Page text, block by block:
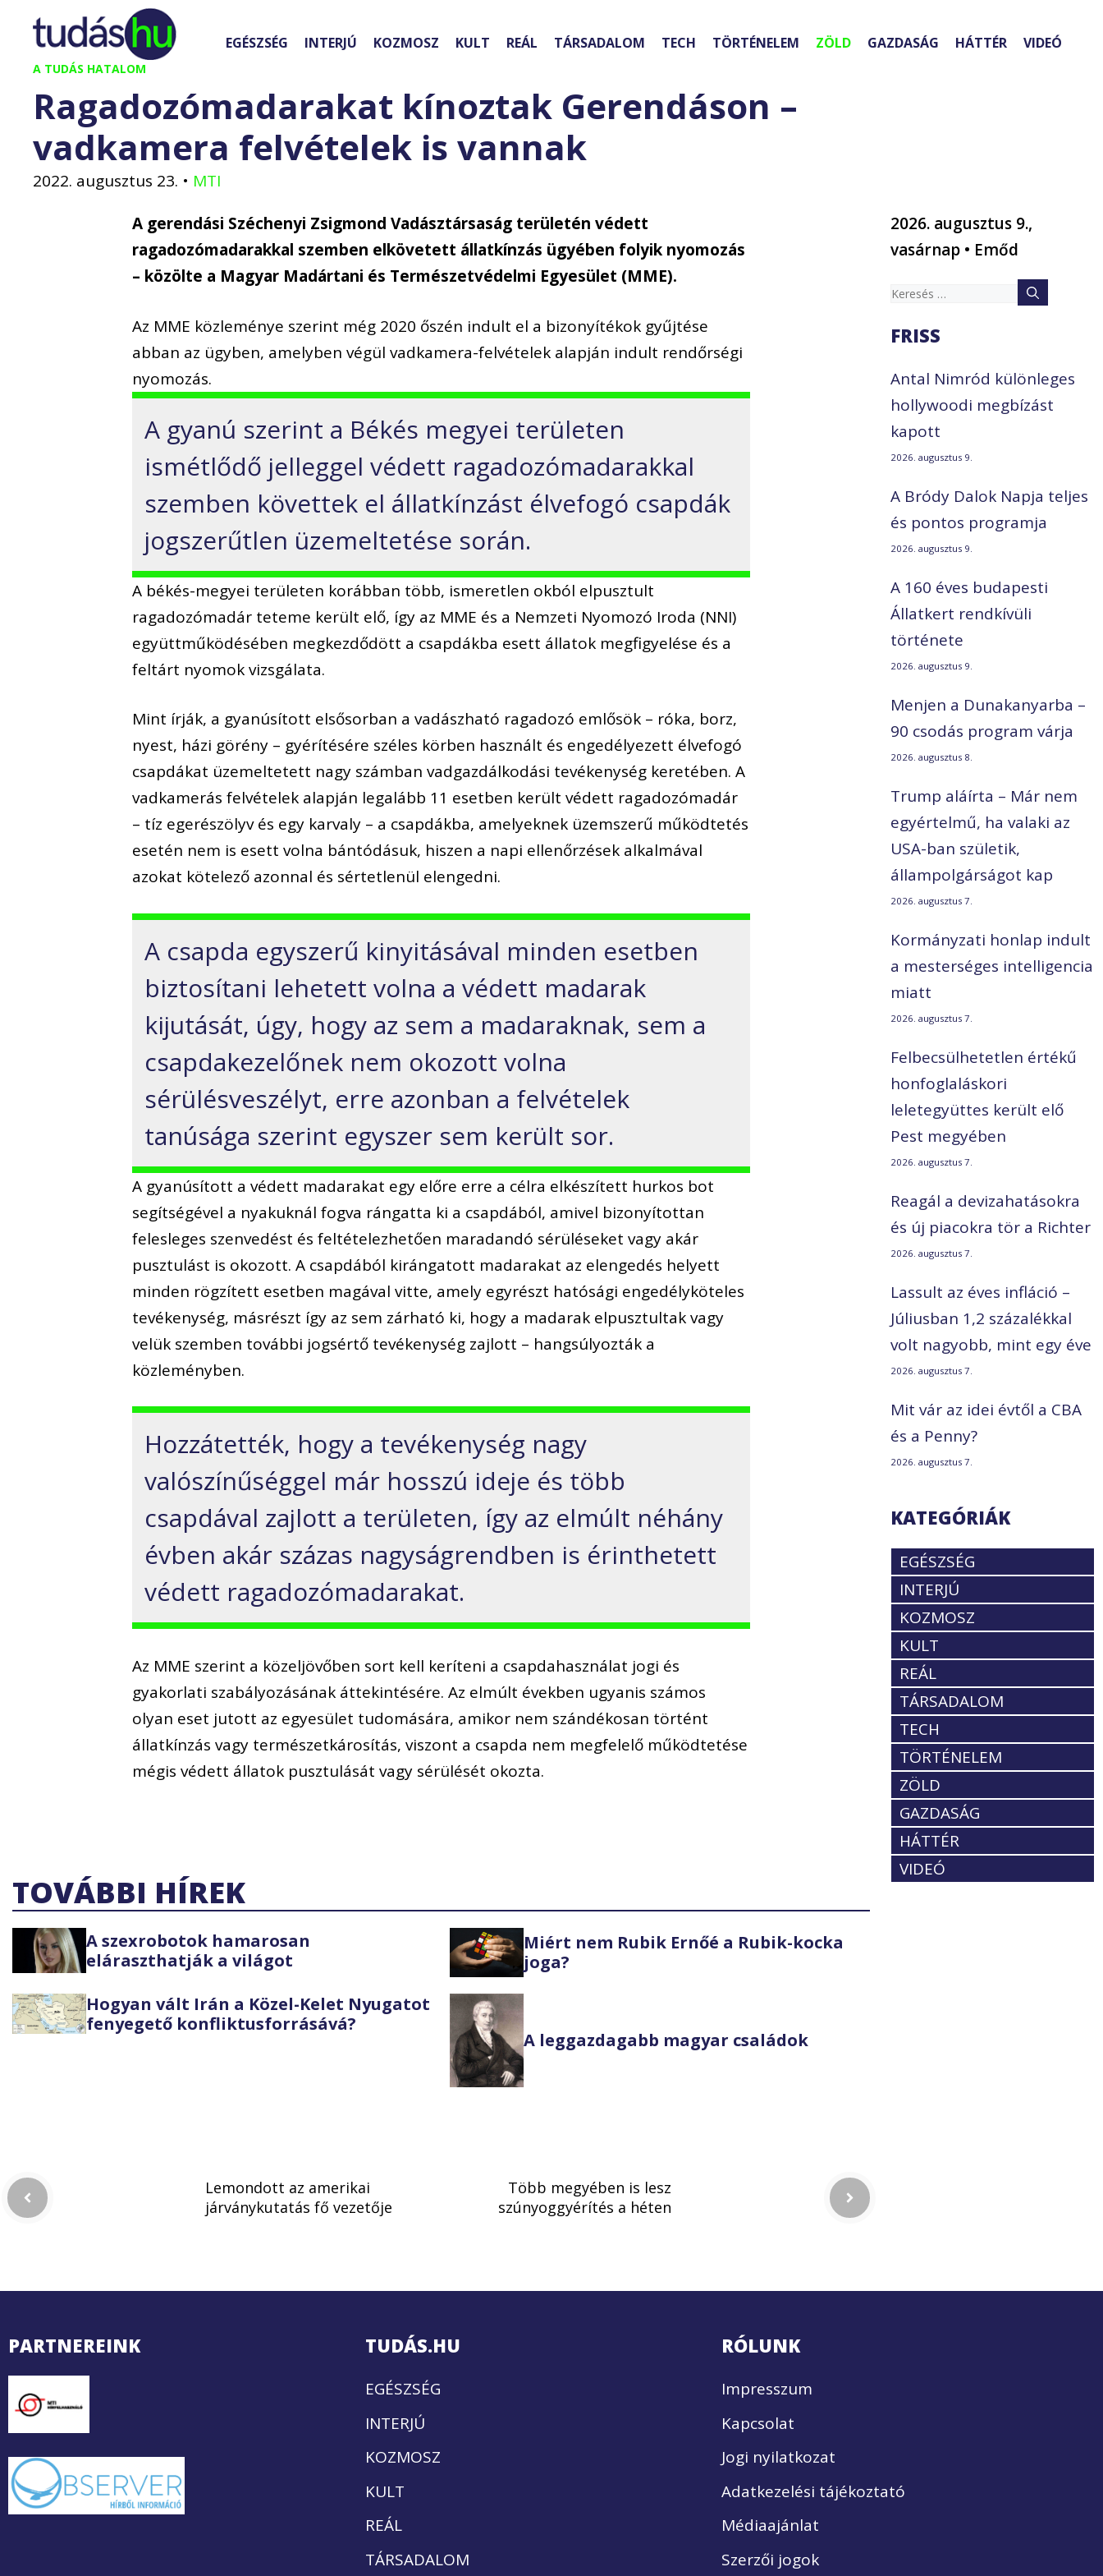
Kilépés
tartalomba
A TUDÁS HATALOM
EGÉSZSÉG INTERJÚ KOZMOSZ KULT REÁL TÁRSADALOM TECH TÖRTÉNELEM ZÖLD GAZDASÁG HÁTTÉR VIDEÓ
Ragadozómadarakat kínoztak Gerendáson –
vadkamera felvételek is vannak
2022. augusztus 23. • MTI
A gerendási Széchenyi Zsigmond Vadásztársaság területén védett
ragadozómadarakkal szemben elkövetett állatkínzás ügyében folyik nyomozás
– közölte a Magyar Madártani és Természetvédelmi Egyesület (MME).
Az MME közleménye szerint még 2020 őszén indult el a bizonyítékok gyűjtése
abban az ügyben, amelyben végül vadkamera-felvételek alapján indult rendőrségi
nyomozás.
A gyanú szerint a Békés megyei területen
ismétlődő jelleggel védett ragadozómadarakkal
szemben követtek el állatkínzást élvefogó csapdák
jogszerűtlen üzemeltetése során.
A békés-megyei területen korábban több, ismeretlen okból elpusztult
ragadozómadár teteme került elő, így az MME és a Nemzeti Nyomozó Iroda (NNI)
együttműködésében megkezdődött a csapdákba esett állatok megfigyelése és a
feltárt nyomok vizsgálata.
Mint írják, a gyanúsított elsősorban a vadászható ragadozó emlősök – róka, borz,
nyest, házi görény – gyérítésére széles körben használt és engedélyezett élvefogó
csapdákat üzemeltetett nagy számban vadgazdálkodási tevékenység keretében. A
vadkamerás felvételek alapján legalább 11 esetben került védett ragadozómadár
– tíz egerészölyv és egy karvaly – a csapdákba, amelyeknek üzemszerű működtetés
esetén nem is esett volna bántódásuk, hiszen a napi ellenőrzések alkalmával
azokat kötelező azonnal és sértetlenül elengedni.
A csapda egyszerű kinyitásával minden esetben
biztosítani lehetett volna a védett madarak
kijutását, úgy, hogy az sem a madaraknak, sem a
csapdakezelőnek nem okozott volna
sérülésveszélyt, erre azonban a felvételek
tanúsága szerint egyszer sem került sor.
A gyanúsított a védett madarakat egy előre erre a célra elkészített hurkos bot
segítségével a nyakuknál fogva rángatta ki a csapdából, amivel bizonyítottan
felesleges szenvedést és feltételezhetően maradandó sérüléseket vagy akár
pusztulást is okozott. A csapdából kirángatott madarakat az elengedés helyett
minden rögzített esetben magával vitte, amely egyrészt hatósági engedélyköteles
tevékenység, másrészt így az sem zárható ki, hogy a madarak elpusztultak vagy
velük szemben további jogsértő tevékenység zajlott – hangsúlyozták a
közleményben.
Hozzátették, hogy a tevékenység nagy
valószínűséggel már hosszú ideje és több
csapdával zajlott a területen, így az elmúlt néhány
évben akár százas nagyságrendben is érinthetett
védett ragadozómadarakat.
Az MME szerint a közeljövőben sort kell keríteni a csapdahasználat jogi és
gyakorlati szabályozásának áttekintésére. Az elmúlt években ugyanis számos
olyan eset jutott az egyesület tudomására, amikor nem szándékosan történt
állatkínzás vagy természetkárosítás, viszont a csapda nem megfelelő működtetése
mégis védett állatok pusztulását vagy sérülését okozta.
TOVÁBBI HÍREK
A szexrobotok hamarosan
eláraszthatják a világot
Miért nem Rubik Ernőé a Rubik-kocka
joga?
Hogyan vált Irán a Közel-Kelet Nyugatot
fenyegető konfliktusforrásává?
A leggazdagabb magyar családok
2026. augusztus 9.,
vasárnap • Emőd
Keresés:
FRISS
Antal Nimród különleges
hollywoodi megbízást
kapott
2026. augusztus 9.
A Bródy Dalok Napja teljes
és pontos programja
2026. augusztus 9.
A 160 éves budapesti
Állatkert rendkívüli
története
2026. augusztus 9.
Menjen a Dunakanyarba –
90 csodás program várja
2026. augusztus 8.
Trump aláírta – Már nem
egyértelmű, ha valaki az
USA-ban születik,
állampolgárságot kap
2026. augusztus 7.
Kormányzati honlap indult
a mesterséges intelligencia
miatt
2026. augusztus 7.
Felbecsülhetetlen értékű
honfoglaláskori
leletegyüttes került elő
Pest megyében
2026. augusztus 7.
Reagál a devizahatásokra
és új piacokra tör a Richter
2026. augusztus 7.
Lassult az éves infláció –
Júliusban 1,2 százalékkal
volt nagyobb, mint egy éve
2026. augusztus 7.
Mit vár az idei évtől a CBA
és a Penny?
2026. augusztus 7.
KATEGÓRIÁK
EGÉSZSÉG
INTERJÚ
KOZMOSZ
KULT
REÁL
TÁRSADALOM
TECH
TÖRTÉNELEM
ZÖLD
GAZDASÁG
HÁTTÉR
VIDEÓ
Lemondott az amerikai
járványkutatás fő vezetője
Több megyében is lesz
szúnyoggyérítés a héten
PARTNEREINK TUDÁS.HU
EGÉSZSÉG
INTERJÚ
KOZMOSZ
KULT
REÁL
TÁRSADALOM
RÓLUNK
Impresszum
Kapcsolat
Jogi nyilatkozat
Adatkezelési tájékoztató
Médiaajánlat
Szerzői jogok